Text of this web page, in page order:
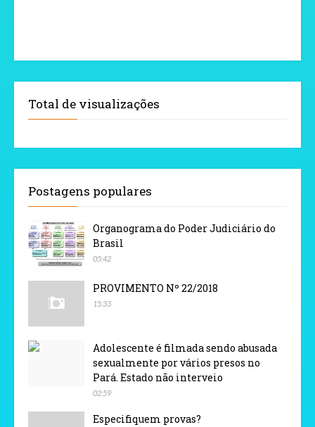
Total de visualizações
Postagens populares
Organograma do Poder Judiciário do
Brasil
05:42
PROVIMENTO Nº 22/2018
15:33
Adolescente é filmada sendo abusada
sexualmente por vários presos no
Pará. Estado não interveio
02:59
Especifiquem provas?